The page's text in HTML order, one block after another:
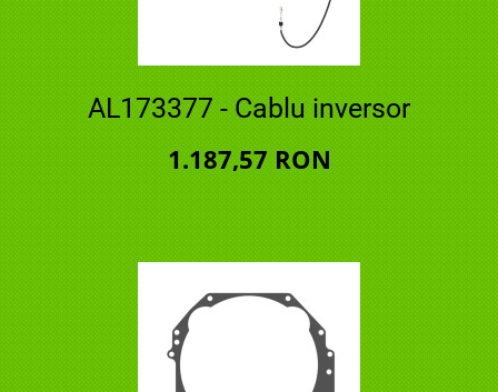
AL173377 - Cablu inversor
1.187,57 RON